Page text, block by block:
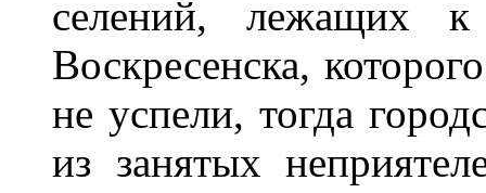
селений, лежащих к
Воскресенска,
не успели, тогда
из занятых